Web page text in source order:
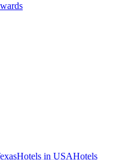
Hotels in USAHotels